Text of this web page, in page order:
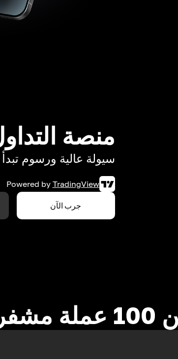
منصة
سيولة عالية ورسوم تبدأ من
Powered by TradingView
جرب الآن